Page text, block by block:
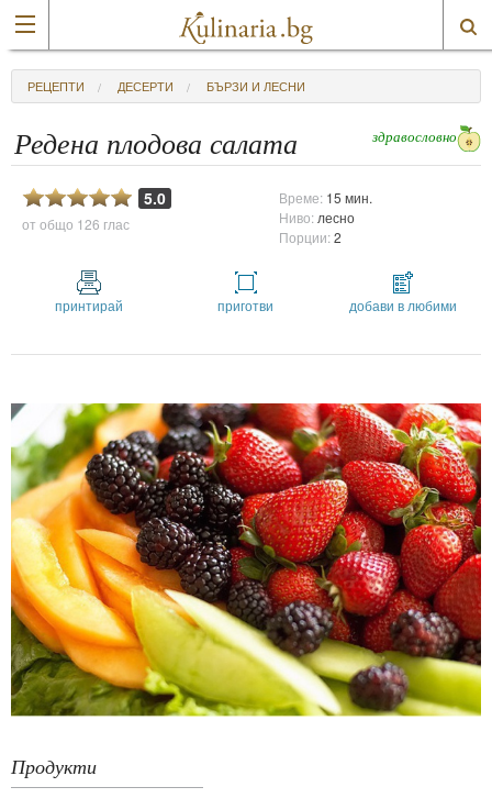
РЕЦЕПТИ ДЕСЕРТИ БЪРЗИ И ЛЕСНИ
Редена плодова салата здравословно
5.0
от общо 126 глас
Време: 15 мин.
Ниво: лесно
Порции:2
принтирай приготви добави в любими
Продукти